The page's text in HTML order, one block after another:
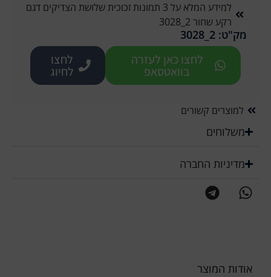
למידע המלא על 3 תמונות זכוכית שלושת הצדיקים דגם
רקע שחור 2_3028
מק"ט: 2_3028
לחצו כאן לעזרה
בוואטסאפ
לחצו
לחיוג
למוצרים קשורים
משלוחים
מדיניות החברה
אודות המוצר